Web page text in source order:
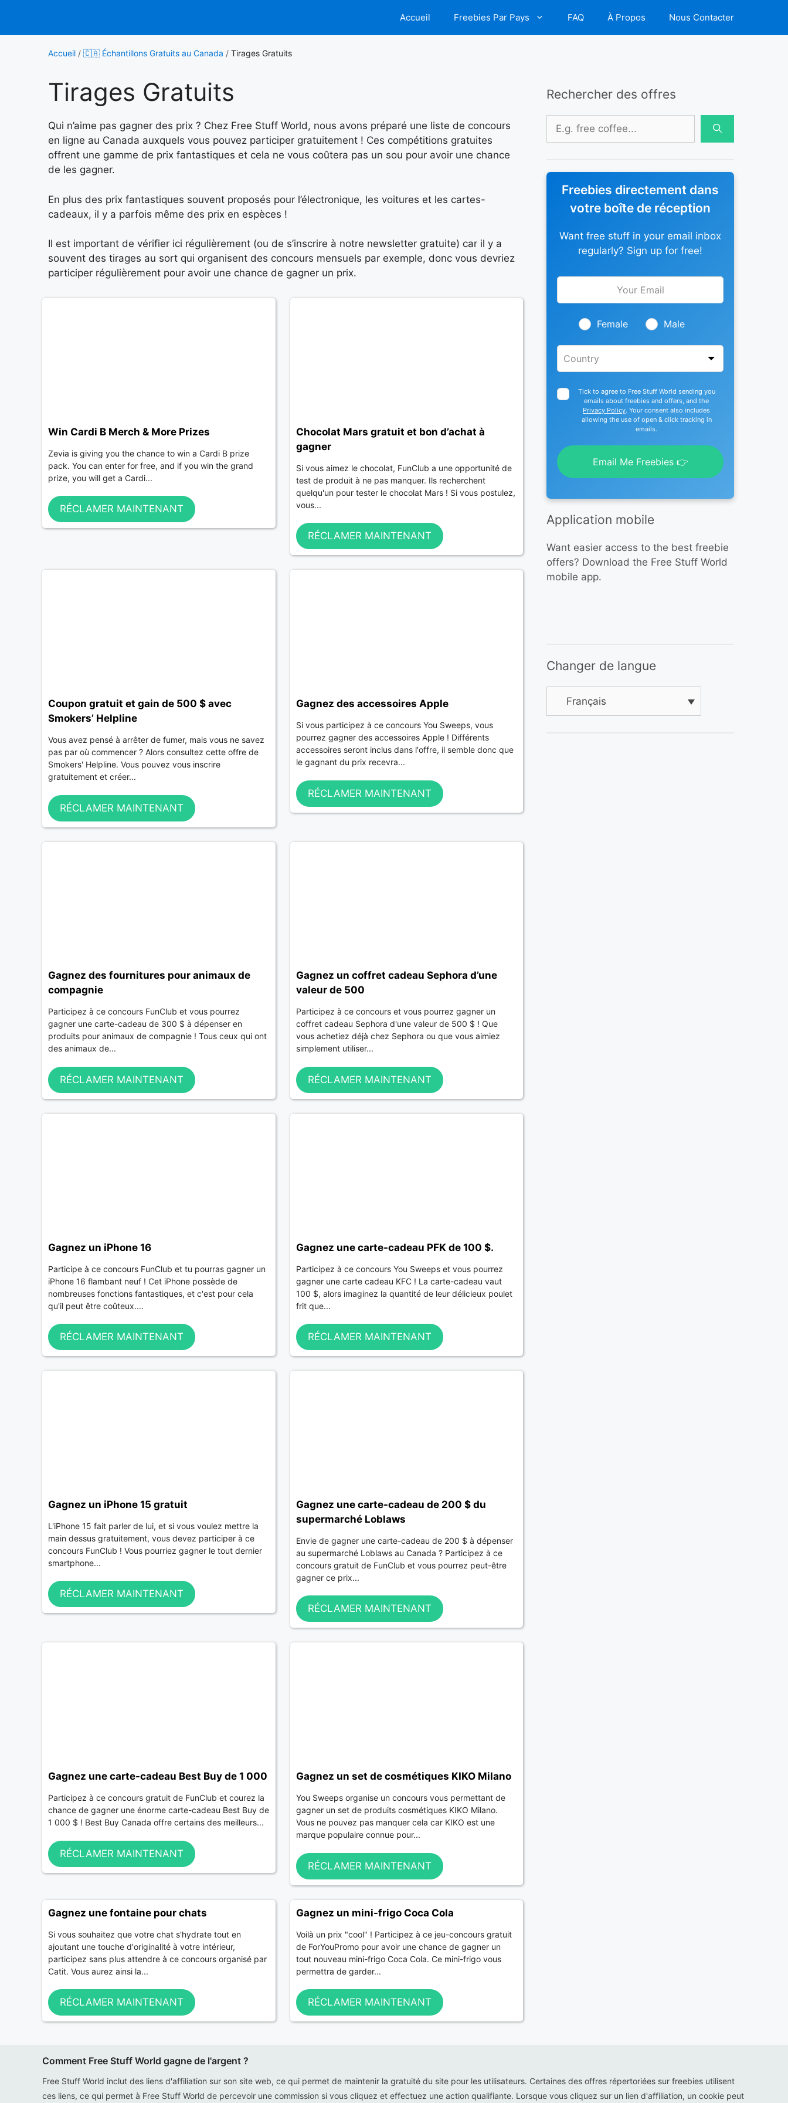
contenu
Accueil Freebies Par Pays FAQ À Propos Nous Contacter
Accueil / 🇨🇦 Échantillons Gratuits au Canada / Tirages Gratuits
Tirages Gratuits
Qui n’aime pas gagner des prix ? Chez Free Stuff World, nous avons préparé une liste de concours
en ligne au Canada auxquels vous pouvez participer gratuitement ! Ces compétitions gratuites
offrent une gamme de prix fantastiques et cela ne vous coûtera pas un sou pour avoir une chance
de les gagner.
En plus des prix fantastiques souvent proposés pour l’électronique, les voitures et les cartes-
cadeaux, il y a parfois même des prix en espèces !
Il est important de vérifier ici régulièrement (ou de s’inscrire à notre newsletter gratuite) car il y a
souvent des tirages au sort qui organisent des concours mensuels par exemple, donc vous devriez
participer régulièrement pour avoir une chance de gagner un prix.
Win Cardi B Merch & More Prizes
Zevia is giving you the chance to win a Cardi B prize
pack. You can enter for free, and if you win the grand
prize, you will get a Cardi...
RÉCLAMER MAINTENANT
Chocolat Mars gratuit et bon d’achat à
gagner
Si vous aimez le chocolat, FunClub a une opportunité de
test de produit à ne pas manquer. Ils recherchent
quelqu'un pour tester le chocolat Mars ! Si vous postulez,
vous...
RÉCLAMER MAINTENANT
Coupon gratuit et gain de 500 $ avec
Smokers’ Helpline
Vous avez pensé à arrêter de fumer, mais vous ne savez
pas par où commencer ? Alors consultez cette offre de
Smokers' Helpline. Vous pouvez vous inscrire
gratuitement et créer...
RÉCLAMER MAINTENANT
Gagnez des accessoires Apple
Si vous participez à ce concours You Sweeps, vous
pourrez gagner des accessoires Apple ! Différents
accessoires seront inclus dans l'offre, il semble donc que
le gagnant du prix recevra...
RÉCLAMER MAINTENANT
Gagnez des fournitures pour animaux de
compagnie
Participez à ce concours FunClub et vous pourrez
gagner une carte-cadeau de 300 $ à dépenser en
produits pour animaux de compagnie ! Tous ceux qui ont
des animaux de...
RÉCLAMER MAINTENANT
Gagnez un coffret cadeau Sephora d’une
valeur de 500
Participez à ce concours et vous pourrez gagner un
coffret cadeau Sephora d'une valeur de 500 $ ! Que
vous achetiez déjà chez Sephora ou que vous aimiez
simplement utiliser...
RÉCLAMER MAINTENANT
Gagnez un iPhone 16
Participe à ce concours FunClub et tu pourras gagner un
iPhone 16 flambant neuf ! Cet iPhone possède de
nombreuses fonctions fantastiques, et c'est pour cela
qu'il peut être coûteux....
RÉCLAMER MAINTENANT
Gagnez une carte-cadeau PFK de 100 $.
Participez à ce concours You Sweeps et vous pourrez
gagner une carte cadeau KFC ! La carte-cadeau vaut
100 $, alors imaginez la quantité de leur délicieux poulet
frit que...
RÉCLAMER MAINTENANT
Gagnez un iPhone 15 gratuit
L'iPhone 15 fait parler de lui, et si vous voulez mettre la
main dessus gratuitement, vous devez participer à ce
concours FunClub ! Vous pourriez gagner le tout dernier
smartphone...
RÉCLAMER MAINTENANT
Gagnez une carte-cadeau de 200 $ du
supermarché Loblaws
Envie de gagner une carte-cadeau de 200 $ à dépenser
au supermarché Loblaws au Canada ? Participez à ce
concours gratuit de FunClub et vous pourrez peut-être
gagner ce prix...
RÉCLAMER MAINTENANT
Gagnez une carte-cadeau Best Buy de 1 000
Participez à ce concours gratuit de FunClub et courez la
chance de gagner une énorme carte-cadeau Best Buy de
1 000 $ ! Best Buy Canada offre certains des meilleurs...
RÉCLAMER MAINTENANT
Gagnez un set de cosmétiques KIKO Milano
You Sweeps organise un concours vous permettant de
gagner un set de produits cosmétiques KIKO Milano.
Vous ne pouvez pas manquer cela car KIKO est une
marque populaire connue pour...
RÉCLAMER MAINTENANT
Gagnez une fontaine pour chats
Si vous souhaitez que votre chat s'hydrate tout en
ajoutant une touche d'originalité à votre intérieur,
participez sans plus attendre à ce concours organisé par
Catit. Vous aurez ainsi la...
RÉCLAMER MAINTENANT
Gagnez un mini-frigo Coca Cola
Voilà un prix "cool" ! Participez à ce jeu-concours gratuit
de ForYouPromo pour avoir une chance de gagner un
tout nouveau mini-frigo Coca Cola. Ce mini-frigo vous
permettra de garder...
RÉCLAMER MAINTENANT
Rechercher des offres
Rechercher :
Freebies directement dans
votre boîte de réception
Want free stuff in your email inbox
regularly? Sign up for free!
Leave
blank
Female Male
Tick to agree to Free Stuff World sending you
emails about freebies and offers, and the
Privacy Policy. Your consent also includes
allowing the use of open & click tracking in
emails.
Email Me Freebies 👉
Application mobile
Want easier access to the best freebie
offers? Download the Free Stuff World
mobile app.
Changer de langue
Français
Comment Free Stuff World gagne de l'argent ?
Free Stuff World inclut des liens d'affiliation sur son site web, ce qui permet de maintenir la gratuité du site pour les utilisateurs. Certaines des offres répertoriées sur freebies utilisent
ces liens, ce qui permet à Free Stuff World de percevoir une commission si vous cliquez et effectuez une action qualifiante. Lorsque vous cliquez sur un lien d'affiliation, un cookie peut